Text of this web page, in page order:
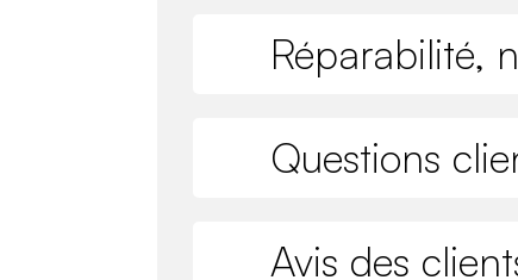
Réparabilité,
Questions
Avis des